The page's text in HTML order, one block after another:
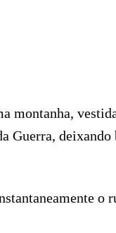
montanha,
Guerra, deixando
o